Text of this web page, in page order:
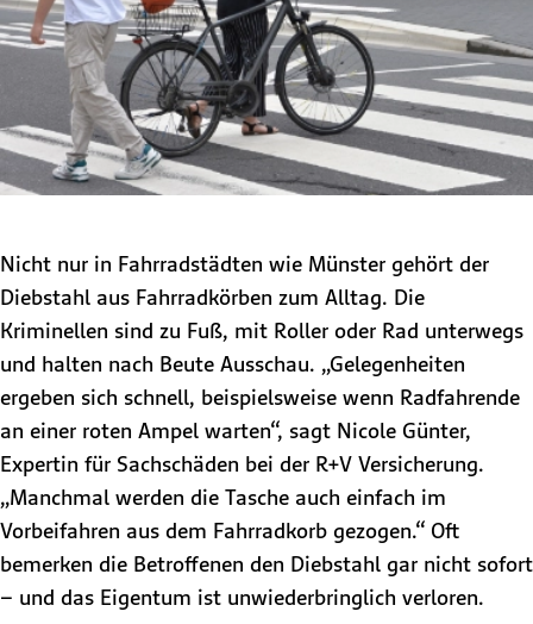
Nicht nur in Fahrradstädten wie Münster gehört der
Diebstahl aus Fahrradkörben zum Alltag. Die
Kriminellen sind zu Fuß, mit Roller oder Rad unterwegs
und halten nach Beute Ausschau. „Gelegenheiten
ergeben sich schnell, beispielsweise wenn Radfahrende
an einer roten Ampel warten“, sagt Nicole Günter,
Expertin für Sachschäden bei der R+V Versicherung.
„Manchmal werden die Tasche auch einfach im
Vorbeifahren aus dem Fahrradkorb gezogen.“ Oft
bemerken die Betroffenen den Diebstahl gar nicht sofort
– und das Eigentum ist unwiederbringlich verloren.